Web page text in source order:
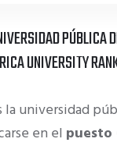
PÚBLICA
UNIVERSITY
universidad
en el puesto